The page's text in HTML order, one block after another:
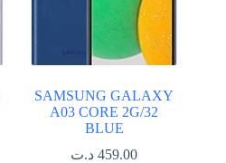
SAMSUNG GALAXY
A03 CORE 2G/32
BLUE
459.00 د.ت